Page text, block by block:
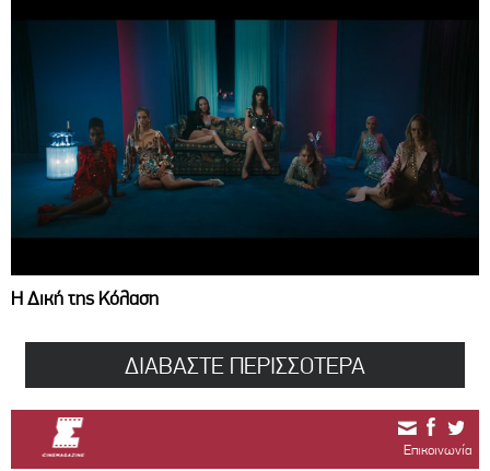
Η Δική της Κόλαση
ΔΙΑΒΑΣΤΕ ΠΕΡΙΣΣΟΤΕΡΑ
Επικοινωνία